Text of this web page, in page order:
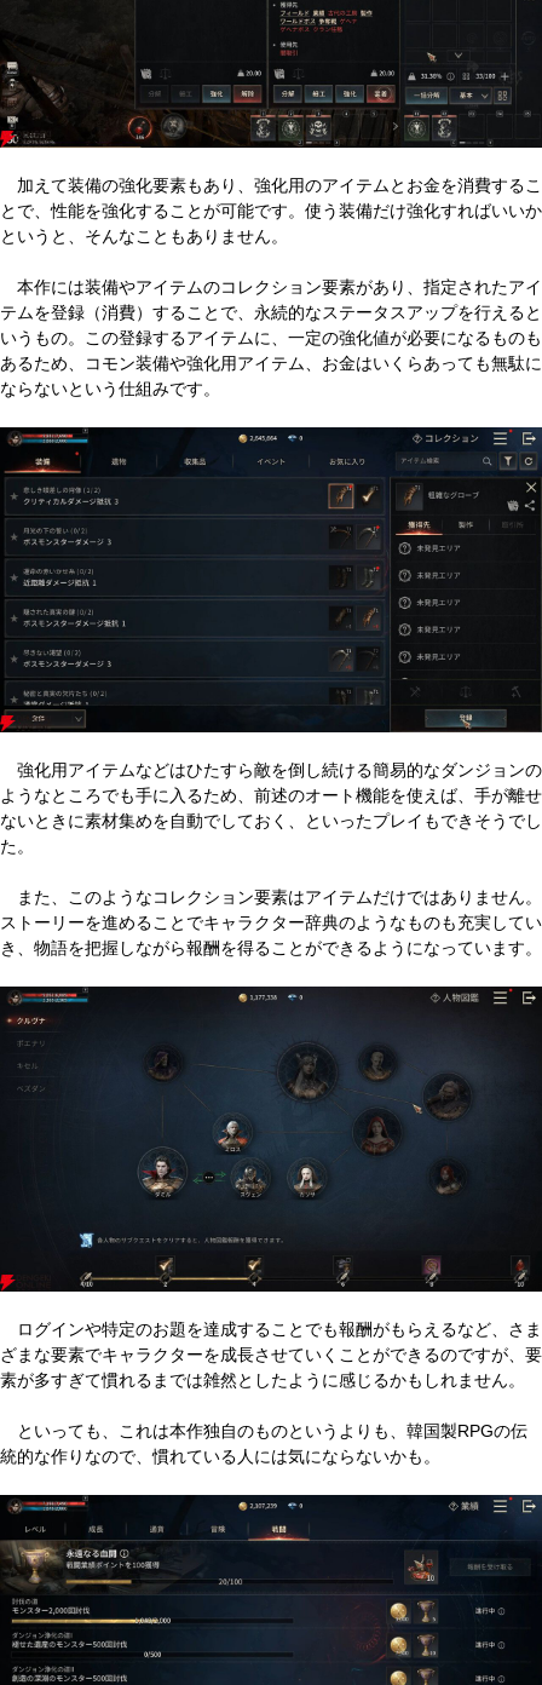
加えて装備の強化要素もあり、強化用のアイテムとお金を消費するこ
とで、性能を強化することが可能です。使う装備だけ強化すればいいか
というと、そんなこともありません。
本作には装備やアイテムのコレクション要素があり、指定されたアイ
テムを登録（消費）することで、永続的なステータスアップを行えると
いうもの。この登録するアイテムに、一定の強化値が必要になるものも
あるため、コモン装備や強化用アイテム、お金はいくらあっても無駄に
ならないという仕組みです。
強化用アイテムなどはひたすら敵を倒し続ける簡易的なダンジョンの
ようなところでも手に入るため、前述のオート機能を使えば、手が離せ
ないときに素材集めを自動でしておく、といったプレイもできそうでし
た。
また、このようなコレクション要素はアイテムだけではありません。
ストーリーを進めることでキャラクター辞典のようなものも充実してい
き、物語を把握しながら報酬を得ることができるようになっています。
ログインや特定のお題を達成することでも報酬がもらえるなど、さま
ざまな要素でキャラクターを成長させていくことができるのですが、要
素が多すぎて慣れるまでは雑然としたように感じるかもしれません。
といっても、これは本作独自のものというよりも、韓国製RPGの伝
統的な作りなので、慣れている人には気にならないかも。